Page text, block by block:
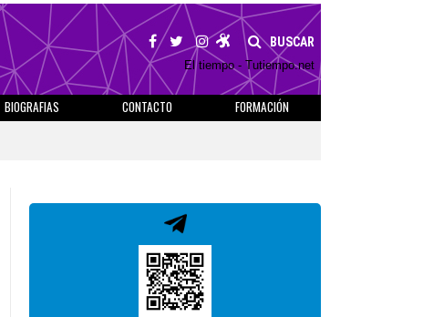
BUSCAR
El tiempo - Tutiempo.net
BIOGRAFIAS CONTACTO
FORMACIÓN